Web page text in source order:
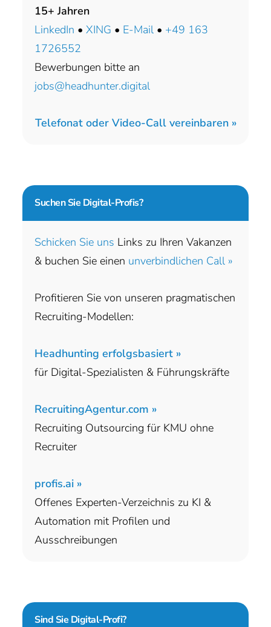
15+ Jahren
LinkedIn •XING • E-Mail • +49 163
1726552
Bewerbungen bitte an
jobs@headhunter.digital
Telefonat oder Video-Call vereinbaren »
Suchen Sie Digital-Profis?
Schicken Sie uns Links zu Ihren Vakanzen
& buchen Sie einen unverbindlichen Call »
Profitieren Sie von unseren pragmatischen
Recruiting-Modellen:
Headhunting erfolgsbasiert »
für Digital-Spezialisten & Führungskräfte
RecruitingAgentur.com »
Recruiting Outsourcing für KMU ohne
Recruiter
profis.ai »
Offenes Experten-Verzeichnis zu KI &
Automation mit Profilen und
Ausschreibungen
Sind Sie Digital-Profi?